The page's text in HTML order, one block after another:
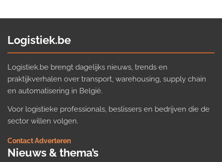
Logistiek.be
Logistiek.be brengt dagelijks nieuws, trends en
praktijkverhalen over transport, warehousing, supply chain
en automatisering in België.
Voor logistieke professionals, beslissers en bedrijven die de
sector willen volgen.
Contact·Adverteren
Nieuws & thema’s